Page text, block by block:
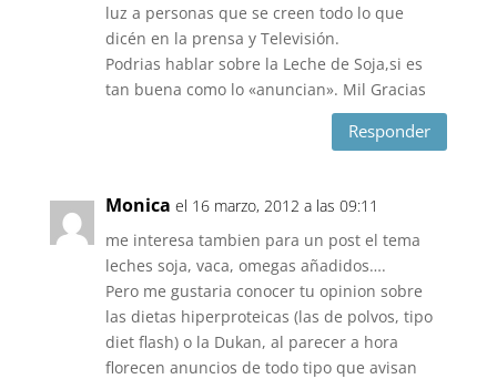
luz a personas que se creen todo lo que
dicén en la prensa y Televisión.
Podrias hablar sobre la Leche de Soja,si es
tan buena como lo «anuncian». Mil Gracias
Responder
Monica el 16 marzo, 2012 a las 09:11
me interesa tambien para un post el tema
leches soja, vaca, omegas añadidos….
Pero me gustaria conocer tu opinion sobre
las dietas hiperproteicas (las de polvos, tipo
diet flash) o la Dukan, al parecer a hora
florecen anuncios de todo tipo que avisan